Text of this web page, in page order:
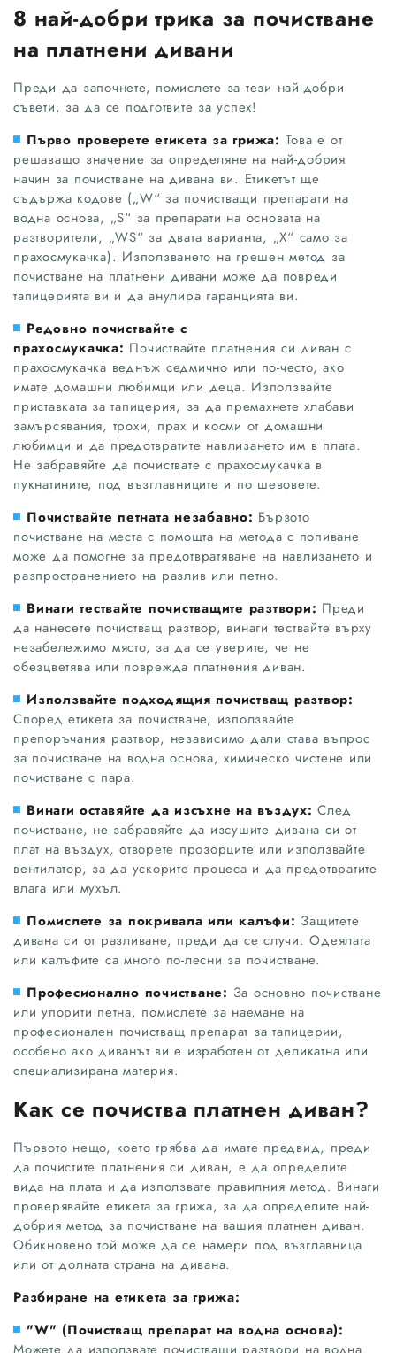
8 най-добри трика за почистване
на платнени дивани
Преди да започнете, помислете за тези най-добри
съвети, за да се подготвите за успех!
Първо проверете етикета за грижа: Това е от
решаващо значение за определяне на най-добрия
начин за почистване на дивана ви. Етикетът ще
съдържа кодове („W“ за почистващи препарати на
водна основа, „S“ за препарати на основата на
разтворители, „WS“ за двата варианта, „X“ само за
прахосмукачка). Използването на грешен метод за
почистване на платнени дивани може да повреди
тапицерията ви и да анулира гаранцията ви.
Редовно почиствайте с
прахосмукачка: Почиствайте платнения си диван с
прахосмукачка веднъж седмично или по-често, ако
имате домашни любимци или деца. Използвайте
приставката за тапицерия, за да премахнете хлабави
замърсявания, трохи, прах и косми от домашни
любимци и да предотвратите навлизането им в плата.
Не забравяйте да почиствате с прахосмукачка в
пукнатините, под възглавниците и по шевовете.
Почиствайте петната незабавно: Бързото
почистване на места с помощта на метода с попиване
може да помогне за предотвратяване на навлизането и
разпространението на разлив или петно.
Винаги тествайте почистващите разтвори: Преди
да нанесете почистващ разтвор, винаги тествайте върху
незабележимо място, за да се уверите, че не
обезцветява или поврежда платнения диван.
Използвайте подходящия почистващ разтвор:
Според етикета за почистване, използвайте
препоръчания разтвор, независимо дали става въпрос
за почистване на водна основа, химическо чистене или
почистване с пара.
Винаги оставяйте да изсъхне на въздух: След
почистване, не забравяйте да изсушите дивана си от
плат на въздух, отворете прозорците или използвайте
вентилатор, за да ускорите процеса и да предотвратите
влага или мухъл.
Помислете за покривала или калъфи: Защитете
дивана си от разливане, преди да се случи. Одеялата
или калъфите са много по-лесни за почистване.
Професионално почистване: За основно почистване
или упорити петна, помислете за наемане на
професионален почистващ препарат за тапицерии,
особено ако диванът ви е изработен от деликатна или
специализирана материя.
Как се почиства платнен диван?
Първото нещо, което трябва да имате предвид, преди
да почистите платнения си диван, е да определите
вида на плата и да използвате правилния метод. Винаги
проверявайте етикета за грижа, за да определите най-
добрия метод за почистване на вашия платнен диван.
Обикновено той може да се намери под възглавница
или от долната страна на дивана.
Разбиране на етикета за грижа:
"W" (Почистващ препарат на водна основа):
Можете да използвате почистващи разтвори на водна